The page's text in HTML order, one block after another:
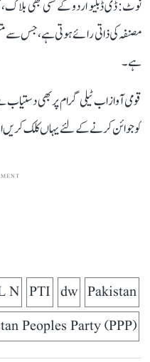
نوٹ: ڈی ڈبلیو اردو کے کسی بھی
مصنفہ کی ذاتی رائے ہوتی ہے، جس سے
ہے۔
قومی آواز اب ٹیلی گرام پر بھی
کو جوائن کرنے کے لئے یہاں کلک
Pakistan
dw
PTI
N
Peoples Party (PPP)